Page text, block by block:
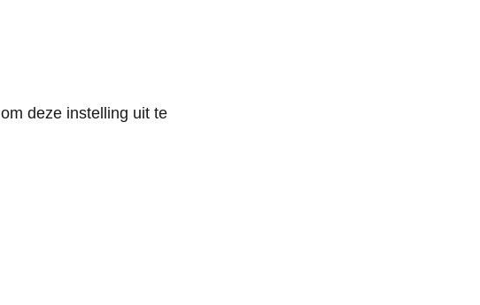
om deze instelling uit te